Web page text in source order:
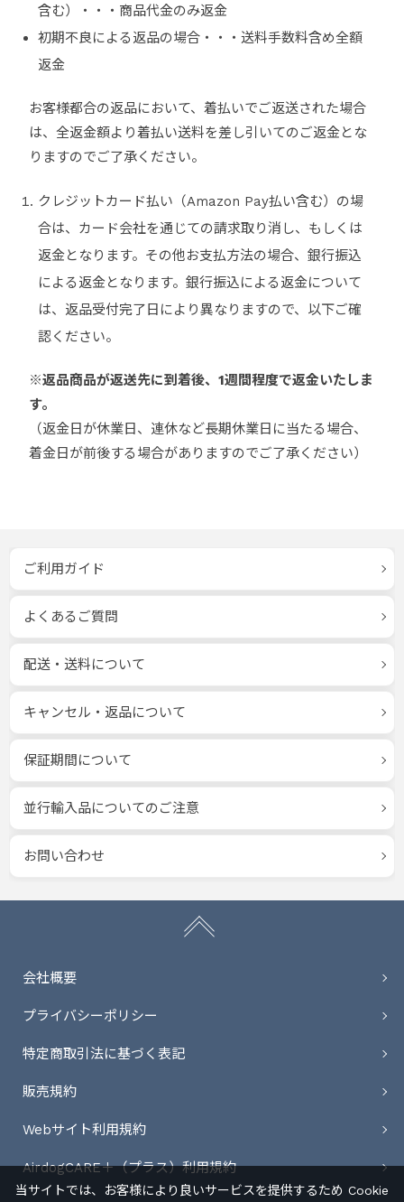
含む）・・・商品代金のみ返金
初期不良による返品の場合・・・送料手数料含め全額
返金
お客様都合の返品において、着払いでご返送された場合
は、全返金額より着払い送料を差し引いてのご返金とな
りますのでご了承ください。
クレジットカード払い（Amazon Pay払い含む）の場
合は、カード会社を通じての請求取り消し、もしくは
返金となります。その他お支払方法の場合、銀行振込
による返金となります。銀行振込による返金について
は、返品受付完了日により異なりますので、以下ご確
認ください。
※返品商品が返送先に到着後、1週間程度で返金いたしま
す。
（返金日が休業日、連休など長期休業日に当たる場合、
着金日が前後する場合がありますのでご了承ください）
ご利用ガイド
よくあるご質問
配送・送料について
キャンセル・返品について
保証期間について
並行輸入品についてのご注意
お問い合わせ
会社概要
プライバシーポリシー
特定商取引法に基づく表記
販売規約
Webサイト利用規約
AirdogCARE＋（プラス）利用規約
当サイトでは、お客様により良いサービスを提供するため Cookie